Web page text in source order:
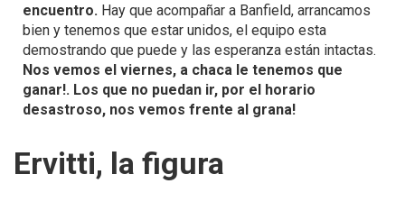
encuentro. Hay que acompañar a Banfield, arrancamos
bien y tenemos que estar unidos, el equipo esta
demostrando que puede y las esperanza están intactas.
Nos vemos el viernes, a chaca le tenemos que
ganar!. Los que no puedan ir, por el horario
desastroso, nos vemos frente al grana!
Ervitti, la figura